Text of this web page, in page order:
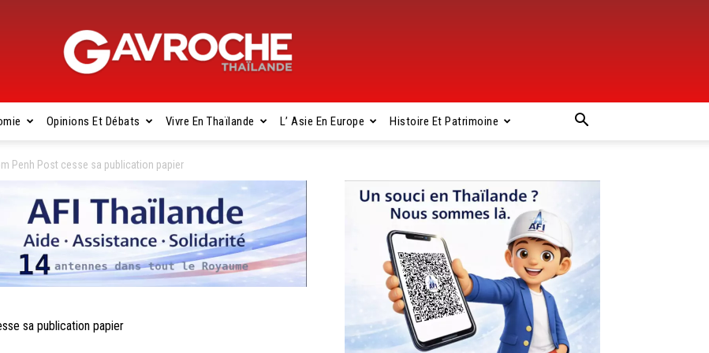
Gavroche
Thaïlande
Opinions Et Débats Vivre En Thaïlande L’ Asie En Europe Histoire Et Patrimoine
Penh Post cesse sa publication papier
sa publication papier